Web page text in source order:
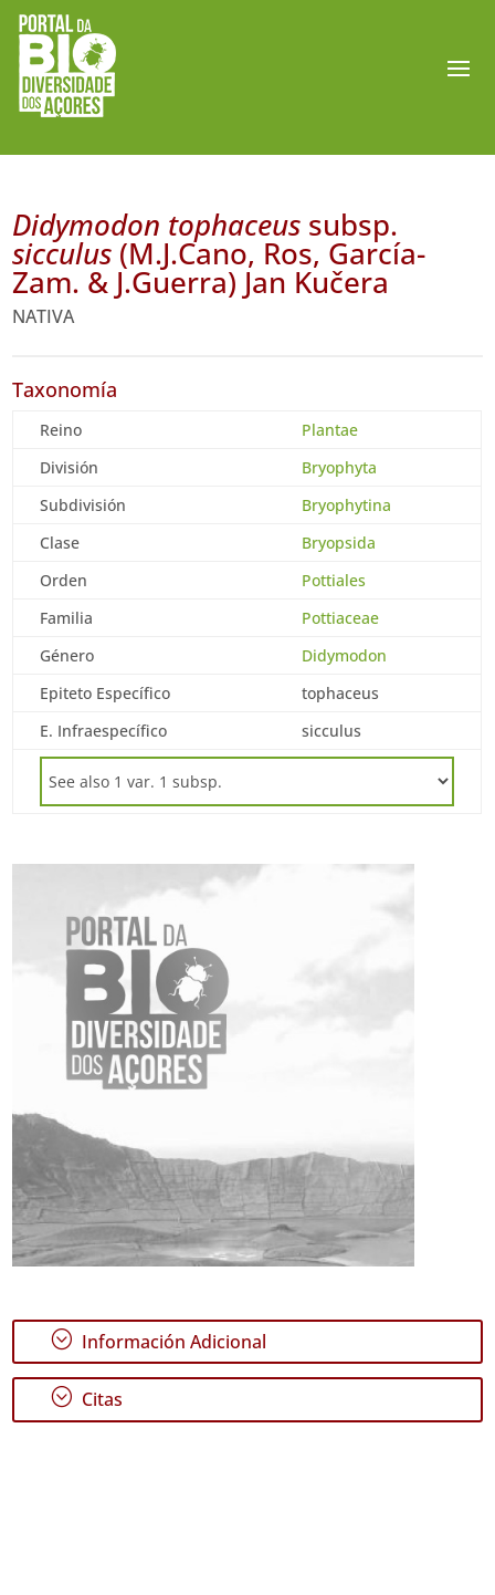
Didymodon tophaceus subsp.
sicculus (M.J.Cano, Ros, García-
Zam. & J.Guerra) Jan Kučera
NATIVA
Taxonomía
Reino
Plantae
División
Bryophyta
Subdivisión
Bryophytina
Clase
Bryopsida
Orden
Pottiales
Familia
Pottiaceae
Género
Didymodon
Epiteto Específico
tophaceus
E. Infraespecífico
sicculus
; Información Adicional
; Citas